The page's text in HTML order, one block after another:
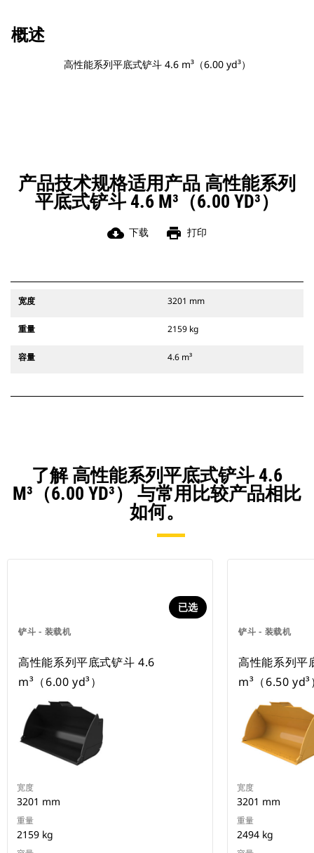
概述
高性能系列平底式铲斗 4.6 m³（6.00 yd³）
产品技术规格适用产品 高性能系列
平底式铲斗 4.6 M³（6.00 YD³）
cloud_download 下载 print 打印
宽度 3201 mm
重量 2159 kg
容量 4.6 m³
了解 高性能系列平底式铲斗 4.6
M³（6.00 YD³） 与常用比较产品相比
如何。
铲斗 - 装载机
已选
高性能系列平底式铲斗 4.6
m³（6.00 yd³）
宽度
3201 mm
重量
2159 kg
铲斗 - 装载机
高性能系列平
m³（6.50 yd³
宽度
3201 mm
重量
2494 kg